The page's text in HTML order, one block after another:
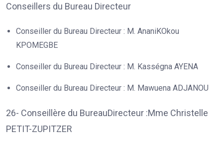
Conseillers du Bureau Directeur
Conseiller du Bureau Directeur : M. AnaniKOkou
KPOMEGBE
Conseiller du Bureau Directeur : M. Kasségna AYENA
Conseiller du Bureau Directeur : M. Mawuena ADJANOU
26- Conseillère du BureauDirecteur :Mme Christelle
PETIT-ZUPITZER